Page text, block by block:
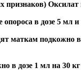
признаков)
в дозе 5 мл и
маткам подкожно
в дозе 1 мл на 30